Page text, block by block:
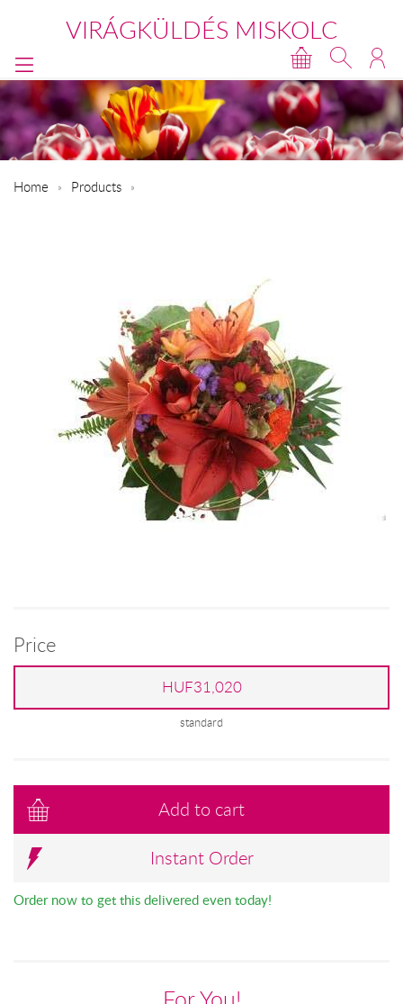
VIRÁGKÜLDÉS MISKOLC
Home Products
Price
HUF31,020
standard
Add to cart
Instant Order
Order now to get this delivered even today!